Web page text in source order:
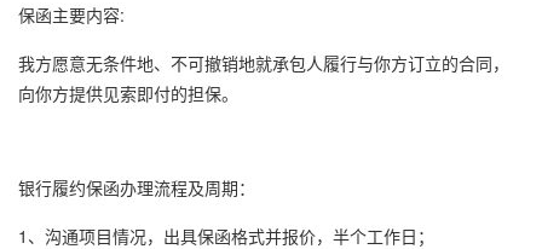
保函主要内容:
我方愿意无条件地、不可撤销地就承包人履行与你方订立的合同，
向你方提供见索即付的担保。
银行履约保函办理流程及周期：
1、沟通项目情况，出具保函格式并报价，半个工作日；